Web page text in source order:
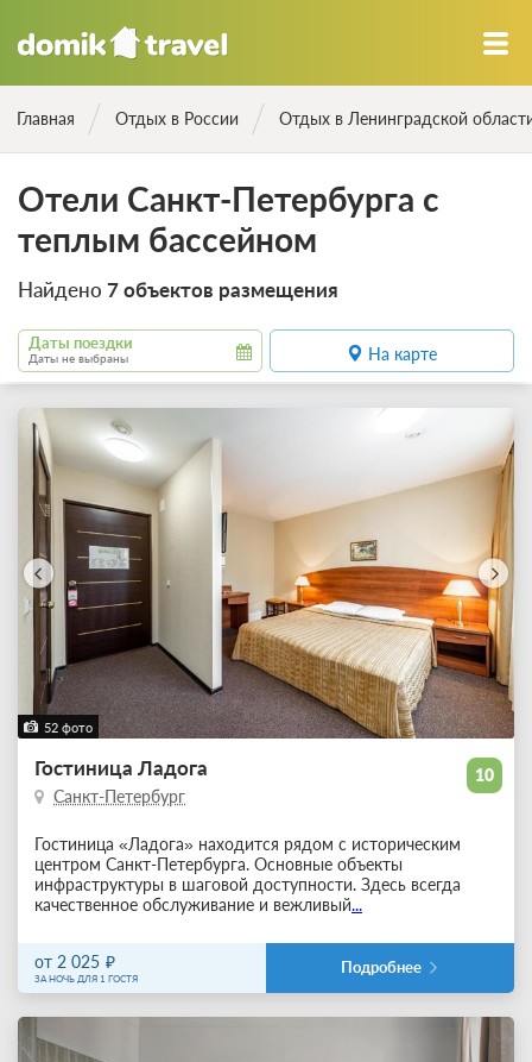
Главная Отдых в России Отдых в Ленинградской
Отели Санкт-Петербурга с
теплым бассейном
Найдено 7 объектов размещения
Даты поездки
Даты не выбраны На карте
52 фото
10
Гостиница Ладога
Санкт-Петербург
Гостиница «Ладога» находится рядом с историческим
центром Санкт-Петербурга. Основные объекты
инфраструктуры в шаговой доступности. Здесь всегда
качественное обслуживание и вежливый...
от 2 025
ЗА НОЧЬ ДЛЯ 1 ГОСТЯ
Подробнее